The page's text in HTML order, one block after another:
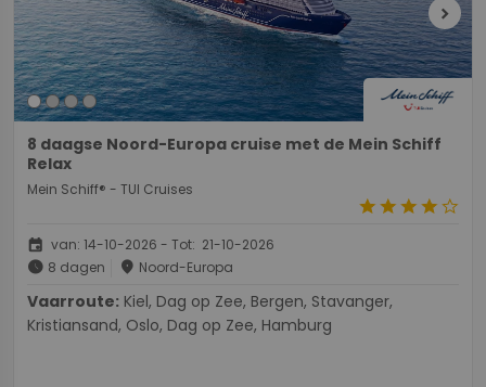
chevron_right
8 daagse Noord-Europa cruise met de Mein Schiff
Relax
Mein Schiff® - TUI Cruises
starstarstarstarstar_border
event van: 14-10-2026 - Tot: 21-10-2026
schedule 8 dagen place Noord-Europa
Vaarroute:
Kristiansand, Oslo, Dag op Zee, Hamburg